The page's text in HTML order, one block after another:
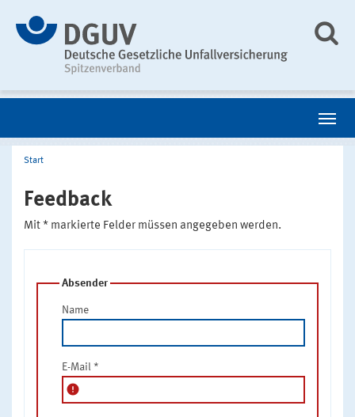
Start
Feedback
Mit * markierte Felder müssen angegeben werden.
Absender
Name
E-Mail *
error